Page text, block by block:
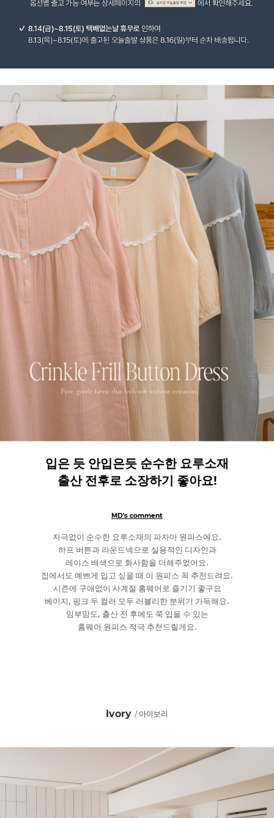
입은 듯 안입은듯 순수한 요루소재
출산 전후로 소장하기 좋아요!
MD's comment
자극없이 순수한 요루소재의 파자마 원피스에요.
하프 버튼과 라운드넥으로 실용적인 디자인과
레이스 배색으로 화사함을 더해주었어요.
집에서도 예쁘게 입고 싶을 때 이 원피스 꼭 추천드려요.
시즌에 구애없이 사계절 홈웨어로 즐기기 좋구요
베이지, 핑크 두 컬러 모두 러블리한 분위기 가득해요.
임부맘도, 출산 전 후에도 쭉 입을 수 있는
홈웨어 원피스 적극 추천드릴게요.
Ivory / 아이보리